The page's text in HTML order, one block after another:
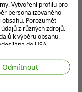
65,Charles
Smyth72)
69)
Vytvoření profilu pro
personalizovaného
Porozumět
z různých zdrojů.
k výběru obsahu.
do USA.
Odmítnout